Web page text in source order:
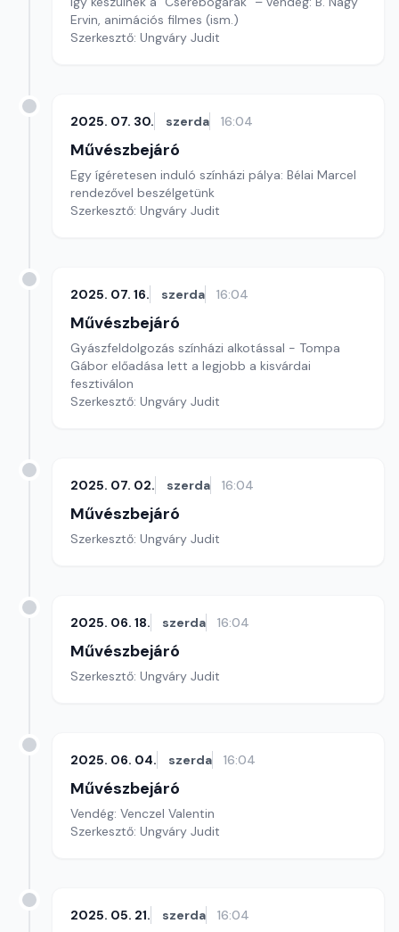
Ervin, animációs filmes (ism.)
Szerkesztő: Ungváry Judit
2025. 07. 30. szerda 16:04
Művészbejáró
Egy ígéretesen induló színházi pálya: Bélai Marcel
rendezővel beszélgetünk
Szerkesztő: Ungváry Judit
2025. 07. 16. szerda 16:04
Művészbejáró
Gyászfeldolgozás színházi alkotással - Tompa
Gábor előadása lett a legjobb a kisvárdai
fesztiválon
Szerkesztő: Ungváry Judit
2025. 07. 02. szerda 16:04
Művészbejáró
Szerkesztő: Ungváry Judit
2025. 06. 18. szerda 16:04
Művészbejáró
Szerkesztő: Ungváry Judit
2025. 06. 04. szerda 16:04
Művészbejáró
Vendég: Venczel Valentin
Szerkesztő: Ungváry Judit
2025. 05. 21. szerda 16:04